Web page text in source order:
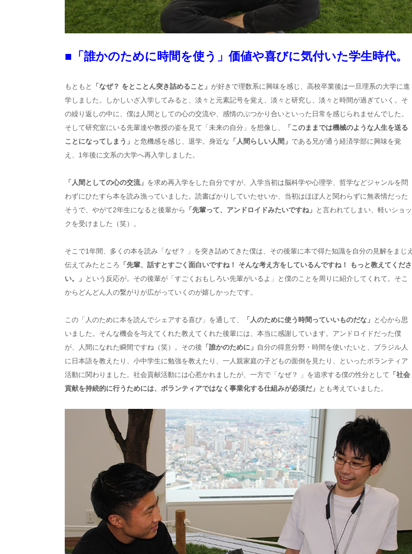
■「誰かのために時間を使う」価値や喜びに気付いた学生時代。
もともと 「なぜ？ をとことん突き詰めること」 が好きで理数系に興味を感じ、高校卒業後は一旦理系の大学に進
学しました。しかしいざ入学してみると、淡々と元素記号を覚え、淡々と研究し、淡々と時間が過ぎていく。そ
の繰り返しの中に、僕は人間としての心の交流や、感情のぶつかり合いといった日常を感じられませんでした。
そして研究室にいる先輩達や教授の姿を見て「未来の自分」を想像し、
「このままでは機械のような人生を送る
ことになってしまう」 と危機感を感じ、退学。身近な 「人間らしい人間」 である兄が通う経済学部に興味を覚
え、1年後に文系の大学へ再入学しました。
「人間としての心の交流」 を求め再入学をした自分ですが、入学当初は脳科学や心理学、哲学などジャンルを問
わずにひたすら本を読み漁っていました。読書ばかりしていたせいか、当初はほぼ人と関わらずに無表情だった
そうで、やがて2年生になると後輩から
「先輩って、アンドロイドみたいですね」 と言われてしまい、軽いショッ
クを受けました（笑）。
そこで1年間、多くの本を読み「なぜ？ 」を突き詰めてきた僕は、その後輩に本で得た知識を自分の見解をまじえ
伝えてみたところ
「先輩、話すとすごく面白いですね！ そんな考え方をしているんですね！ もっと教えてくださ
い。」 という反応が。その後輩が「すごくおもしろい先輩がいるよ」と僕のことを周りに紹介してくれて。そこ
からどんどん人の繋がりが広がっていくのが嬉しかったです。
この「人のために本を読んでシェアする喜び」を通して、 「人のために使う時間っていいものだな」 と心から思
いました。そんな機会を与えてくれた教えてくれた後輩には、本当に感謝しています。アンドロイドだった僕
が、人間になれた瞬間ですね（笑）。その後 「誰かのために」 自分の得意分野・時間を使いたいと、ブラジル人
に日本語を教えたり、小中学生に勉強を教えたり、一人親家庭の子どもの面倒を見たり、といったボランティア
活動に関わりました。社会貢献活動には心惹かれましたが、一方で「なぜ？ 」を追求する僕の性分として
「社会
貢献を持続的に行うためには、ボランティアではなく事業化する仕組みが必須だ」 とも考えていました。